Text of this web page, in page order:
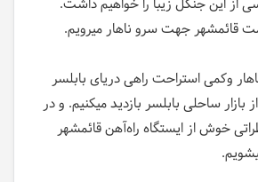
این جنگل زیبا را خواهیم داشت.
جهت سرو ناهار میرویم.
وکمی استراحت راهی دریای بابلسر
بازار ساحلی بابلسر بازدید میکنیم. و در
خوش از ایستگاه راه‌آهن قائمشهر